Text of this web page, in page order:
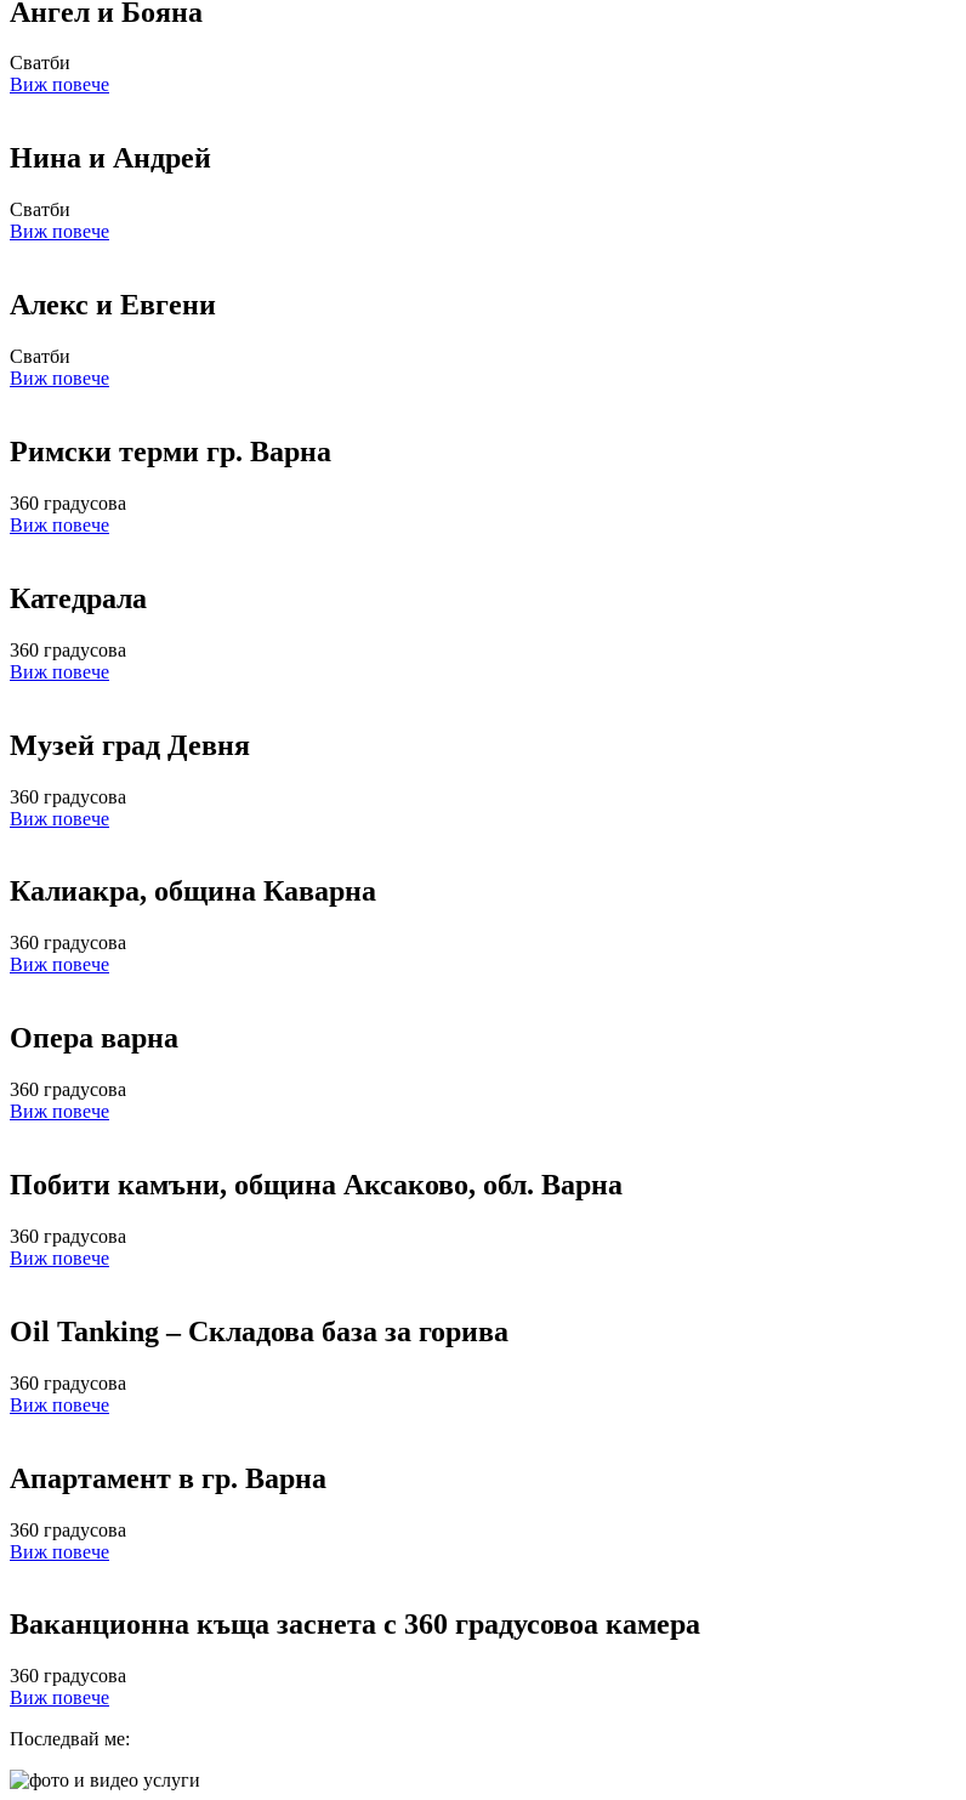
Ангел и Бояна
Сватби
Виж повече
Нина и Андрей
Сватби
Виж повече
Алекс и Евгени
Сватби
Виж повече
Римски терми гр. Варна
360 градусова
Виж повече
Катедрала
360 градусова
Виж повече
Музей град Девня
360 градусова
Виж повече
Калиакра, община Каварна
360 градусова
Виж повече
Опера варна
360 градусова
Виж повече
Побити камъни, община Аксаково, обл. Варна
360 градусова
Виж повече
Oil Tanking – Складова база за горива
360 градусова
Виж повече
Апартамент в гр. Варна
360 градусова
Виж повече
Ваканционна къща заснета с 360 градусовоа камера
360 градусова
Виж повече
Последвай ме: